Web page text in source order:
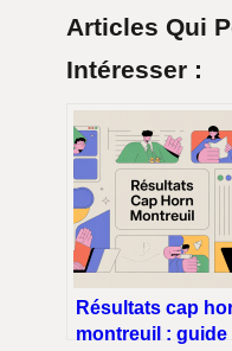
Articles Qui
Intéresser :
Résultats cap
montreuil : guide